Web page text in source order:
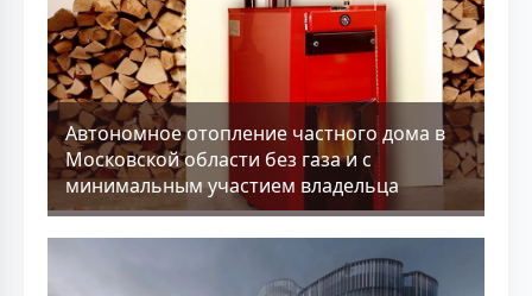
Aвтономное отопление частного дома в
Московской области без газа и с
минимальным участием владельца